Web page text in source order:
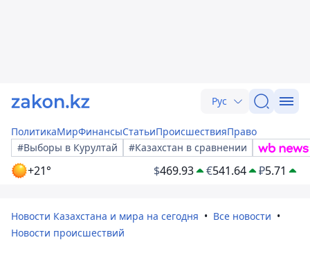
Рус
ПолитикаМирФинансыСтатьиПроисшествияПраво
#Выборы в Курултай
#Казахстан в сравнении
+21° $469.93 €541.64 ₽5.71
Новости Казахстана и мира на сегодня
Все новости
Новости происшествий